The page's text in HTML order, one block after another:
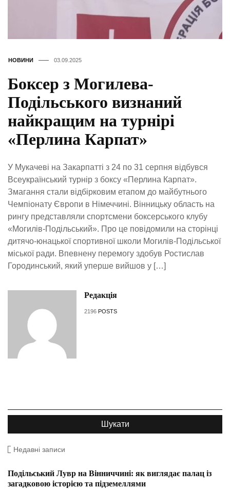
НОВИНИ 03.09.2025
Боксер з Могилева-
Подільського визнаний
найкращим на турнірі
«Перлина Карпат»
У Мукачеві на Закарпатті з 24 по 31 серпня відбувся
Всеукраїнський турнір з боксу «Перлина Карпат».
Змагання стали відбірковим етапом до майбутнього
Чемпіонату Європи в Німеччині. Вінницьку область на
рингу представляли спортсмени боксерського клубу
«Могилів-Подільський». Про це повідомили на сторінці
дитячо-юнацької спортивної школи Могилів-Подільської
міської ради. Впевнену перемогу здобув Ростислав
Городинський, який уперше вийшов у […]
Редакція
2196 POSTS
Недавні записи
Подільський Лувр на Вінниччині: як виглядає палац із
загадковою історією та підземеллями